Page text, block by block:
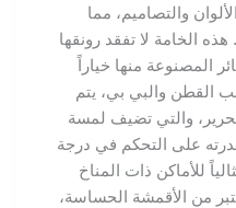
والتصاميم، مما
الخامة لا تفقد رونقها
منها خياراً
والبي بي، يتم
والتي تضيف لمسة
على التحكم في درجة
للأماكن ذات المناخ
من الأقمشة الحساسة،